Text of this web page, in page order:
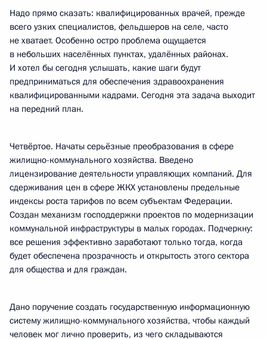
Надо прямо сказать: квалифицированных врачей, прежде
всего узких специалистов, фельдшеров на селе, часто
не хватает. Особенно остро проблема ощущается
в небольших населённых пунктах, удалённых районах.
И хотел бы сегодня услышать, какие шаги будут
предприниматься для обеспечения здравоохранения
квалифицированными кадрами. Сегодня эта задача выходит
на передний план.
Четвёртое. Начаты серьёзные преобразования в сфере
жилищно-коммунального хозяйства. Введено
лицензирование деятельности управляющих компаний. Для
сдерживания цен в сфере ЖКХ установлены предельные
индексы роста тарифов по всем субъектам Федерации.
Создан механизм господдержки проектов по модернизации
коммунальной инфраструктуры в малых городах. Подчеркну:
все решения эффективно заработают только тогда, когда
будет обеспечена прозрачность и открытость этого сектора
для общества и для граждан.
Дано поручение создать государственную информационную
систему жилищно-коммунального хозяйства, чтобы каждый
человек мог лично проверить, из чего складываются